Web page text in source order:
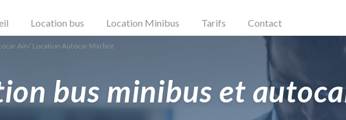
Location bus Location Minibus Tarifs Contact
Ain/ Location Autocar Marboz
bus minibus et